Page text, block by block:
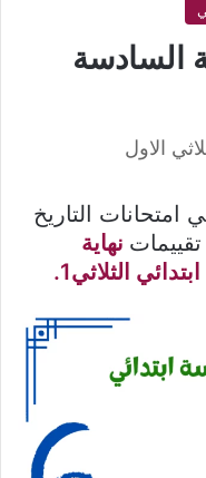
السادسة
الاول
امتحانات التاريخ
تقييمات نهاية